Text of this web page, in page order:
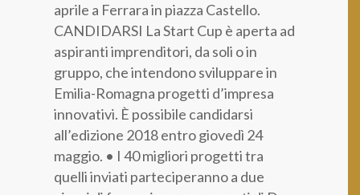
aprile a Ferrara in piazza Castello.
CANDIDARSI La Start Cup è aperta ad
aspiranti imprenditori, da soli o in
gruppo, che intendono sviluppare in
Emilia-Romagna progetti d’impresa
innovativi. È possibile candidarsi
all’edizione 2018 entro giovedì 24
maggio. • I 40 migliori progetti tra
quelli inviati parteciperanno a due